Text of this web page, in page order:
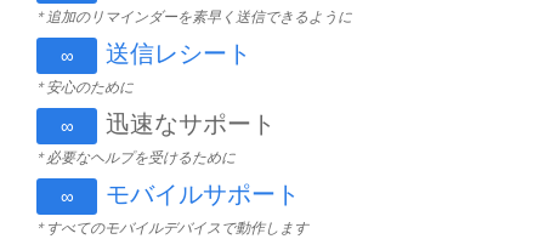
* 追加のリマインダーを素早く送信できるように
∞ 送信レシート
* 安心のために
∞ 迅速なサポート
* 必要なヘルプを受けるために
∞ モバイルサポート
* すべてのモバイルデバイスで動作します